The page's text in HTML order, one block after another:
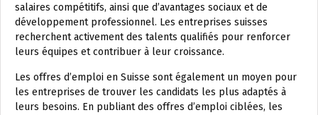
salaires compétitifs, ainsi que d’avantages sociaux et de
développement professionnel. Les entreprises suisses
recherchent activement des talents qualifiés pour renforcer
leurs équipes et contribuer à leur croissance.
Les offres d’emploi en Suisse sont également un moyen pour
les entreprises de trouver les candidats les plus adaptés à
leurs besoins. En publiant des offres d’emploi ciblées, les